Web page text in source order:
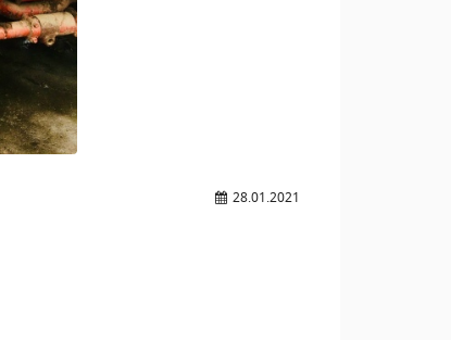
28.01.2021